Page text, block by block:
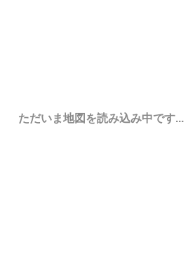
ただいま地図を読み込み中です...